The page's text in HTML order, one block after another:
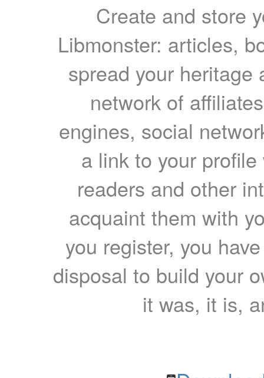
Create and store
Libmonster: articles,
spread your heritage
network of
engines, social
a link to your
readers and other
acquaint them with
you register, you
disposal to build your
it was, it is,